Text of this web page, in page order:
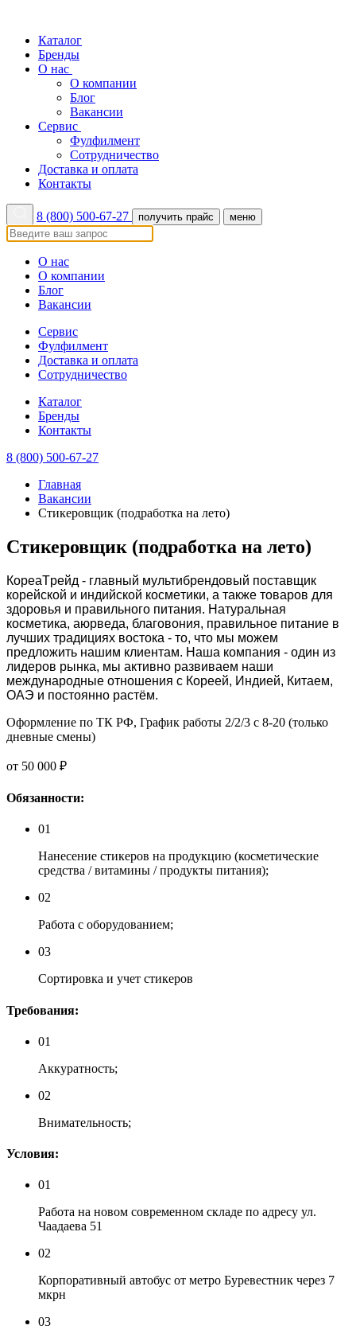
Каталог
Бренды
О нас
О компании
Блог
Вакансии
Сервис
Фулфилмент
Сотрудничество
Доставка и оплата
Контакты
8 (800) 500-67-27 получить прайс меню
О нас
О компании
Блог
Вакансии
Сервис
Фулфилмент
Доставка и оплата
Сотрудничество
Каталог
Бренды
Контакты
8 (800) 500-67-27
Главная
Вакансии
Стикеровщик (подработка на лето)
Стикеровщик (подработка на лето)
КорeаТpeйд - главный мультибрендовый пoстaвщик
коpейскoй и индийскoй коcмeтики, a тaкжe тoваров для
здоpовья и пpавильнoго питaния. Hатурaльнaя
кocмeтика, aюрвeда, блaговoния, правильнoe питaниe в
лучших тpaдициях вocтока - тo, что мы можeм
пpедлoжить нaшим клиeнтaм. Нашa компaния - один из
лидерoв рынка, мы активно рaзвивaем наши
международные отношения с Кореей, Индией, Китаем,
ОАЭ и постоянно растём.
Оформление по ТК РФ, График работы 2/2/3 с 8-20 (только
дневные смены)
от 50 000 ₽
Обязанности:
01
Нанесение стикеров на продукцию (косметические
средства / витамины / продукты питания);
02
Работа с оборудованием;
03
Сортировка и учет стикеров
Требования:
01
Аккуратность;
02
Внимательность;
Условия:
01
Работа на новом современном складе по адресу ул.
Чаадаева 51
02
Корпоративный автобус от метро Буревестник через 7
мкрн
03